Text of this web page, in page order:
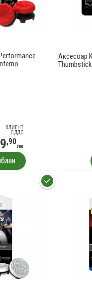
КЛИЕНТ
С ДДС
,90лв
Аксесоар